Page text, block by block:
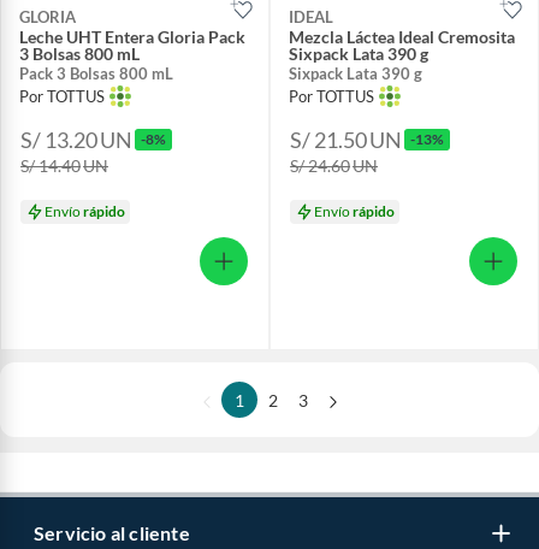
GLORIA
Leche UHT Entera Gloria Pack
3 Bolsas 800 mL
Pack 3 Bolsas 800 mL
Por TOTTUS
S/ 13.20UN -8%
S/ 14.40UN
Envíorápido
IDEAL
Mezcla Láctea Ideal Cremosita
Sixpack Lata 390 g
Sixpack Lata 390 g
Por TOTTUS
S/ 21.50UN -13%
S/ 24.60UN
Envíorápido
1 2 3
Servicio al cliente